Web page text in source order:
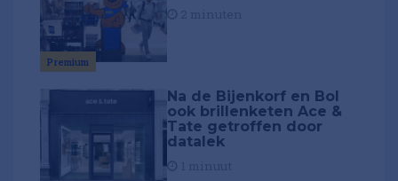
Premium
Na de Bijenkorf en Bol
ook brillenketen Ace &
Tate getroffen door
datalek